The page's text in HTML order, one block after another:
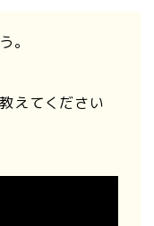
。
えてください